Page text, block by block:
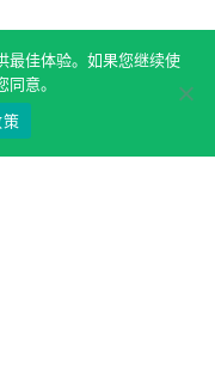
最佳体验。如果您继续使
意。
策